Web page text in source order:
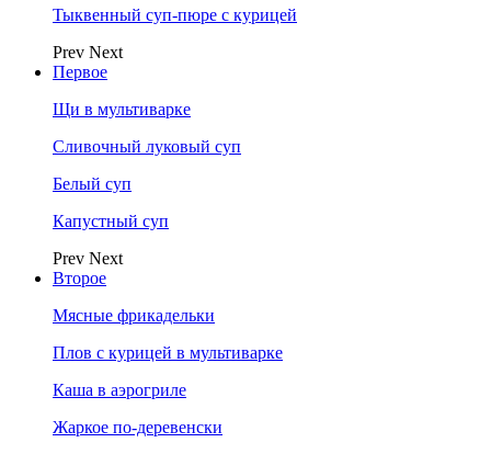
Тыквенный суп-пюре с курицей
Prev Next
Первое
Щи в мультиварке
Сливочный луковый суп
Белый суп
Капустный суп
Prev Next
Второе
Мясные фрикадельки
Плов с курицей в мультиварке
Каша в аэрогриле
Жаркое по-деревенски